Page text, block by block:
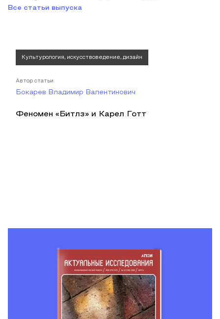
Все статьи выпуска
Культурология, искусствоведение, дизайн
Автор статьи
Бокарев Владимир Валентинович
Феномен «Битлз» и Карел Готт